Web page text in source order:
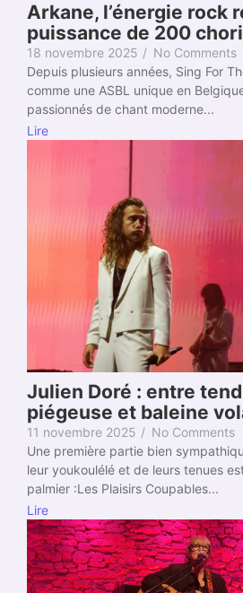
Arkane, l’énergie rock
puissance de 200
18 novembre 2025 / No Comments
Depuis plusieurs années, Sing For
comme une ASBL unique en
passionnés de chant moderne...
Lire
Julien Doré : entre
piégeuse et baleine
11 novembre 2025 / No Comments
Une première partie bien
leur youkoulélé et de leurs tenues
palmier :Les Plaisirs Coupables...
Lire